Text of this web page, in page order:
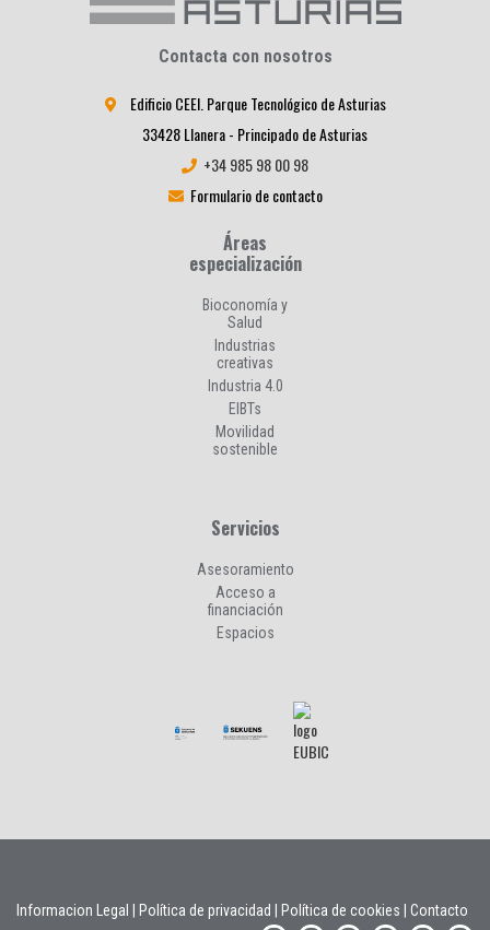
Contacta con nosotros
Edificio CEEI. Parque Tecnológico de Asturias
33428 Llanera - Principado de Asturias
+34 985 98 00 98
Formulario de contacto
Áreas
especialización
Bioconomía y
Salud
Industrias
creativas
Industria 4.0
EIBTs
Movilidad
sostenible
Servicios
Asesoramiento
Acceso a
financiación
Espacios
Informacion Legal Política de privacidad Política de cookies Contacto